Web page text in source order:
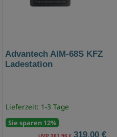
Advantech AIM-68S KFZ
Ladestation
Lieferzeit: 1-3 Tage
Sie sparen 12%
UVP 361,96 € 319,00 €